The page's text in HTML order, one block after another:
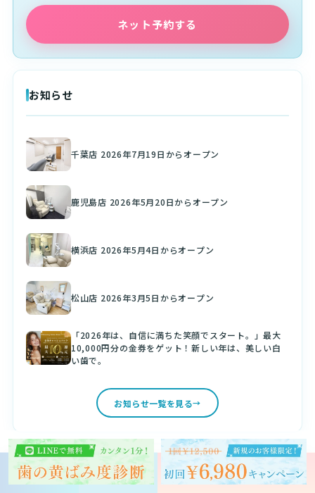
クリスタル会員 お問い合わせ 予約する
ネット予約する
お知らせ
千葉店 2026年7月19日からオープン
鹿児島店 2026年5月20日からオープン
横浜店 2026年5月4日からオープン
松山店 2026年3月5日からオープン
「2026年は、自信に満ちた笑顔でスタート。」最大
10,000円分の金券をゲット！新しい年は、美しい白
い歯で。
お知らせ一覧を見る
人気ブログ記事